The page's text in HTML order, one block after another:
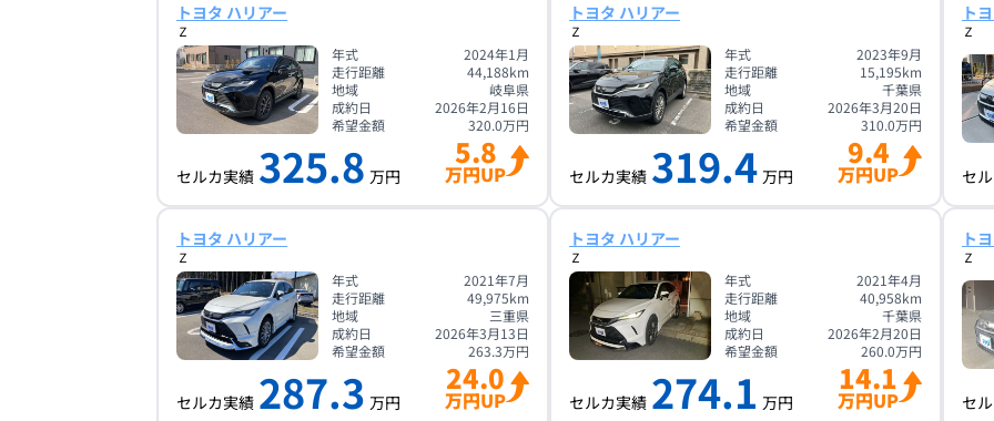
トヨタ ハリアー
Ｚ
年式
2024年1月
走行距離
44,188km
地域
岐阜県
成約日
2026年2月16日
希望金額
320.0万円
セルカ実績 325.8 万円
5.8
万円UP
トヨタ ハリアー
Ｚ
年式
2023年9月
走行距離
15,195km
地域
千葉県
成約日
2026年3月20日
希望金額
310.0万円
セルカ実績 319.4 万円
9.4
万円UP
ト
Ｚ
セ
トヨタ ハリアー
Ｚ
年式
2021年7月
走行距離
49,975km
地域
三重県
成約日
2026年3月13日
希望金額
263.3万円
セルカ実績 287.3 万円
24.0
万円UP
トヨタ ハリアー
Ｚ
年式
2021年4月
走行距離
40,958km
地域
千葉県
成約日
2026年2月20日
希望金額
260.0万円
セルカ実績 274.1 万円
14.1
万円UP
ト
Ｚ
セ